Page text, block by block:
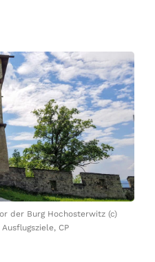
der Burg Hochosterwitz (c)
CP